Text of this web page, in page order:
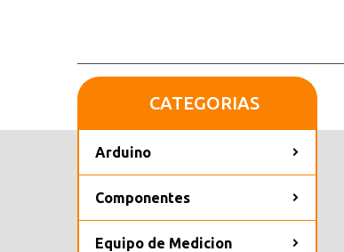
CATEGORIAS
Arduino
Componentes
Equipo de Medicion